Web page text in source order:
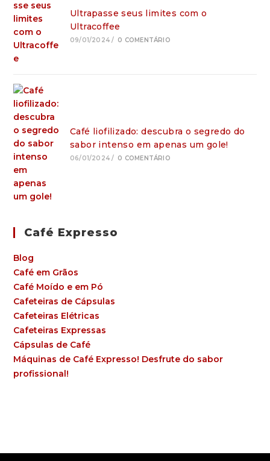
Ultrapasse seus limites com o
Ultracoffee
09/01/2024 / 0 COMENTÁRIO
Café liofilizado: descubra o segredo do
sabor intenso em apenas um gole!
06/01/2024 / 0 COMENTÁRIO
Café Expresso
Blog
Café em Grãos
Café Moído e em Pó
Cafeteiras de Cápsulas
Cafeteiras Elétricas
Cafeteiras Expressas
Cápsulas de Café
Máquinas de Café Expresso! Desfrute do sabor
profissional!